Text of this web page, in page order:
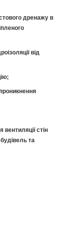
дренажу в
від
стін
та